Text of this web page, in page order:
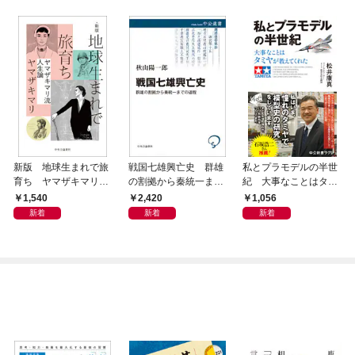
新版 地球生まれで旅
育ち ヤマザキマリ流
人生論
1,540
新着
戦国七雄興亡史 群雄
の割拠から秦統一まで
の道程
2,420
新着
私とプラモデルの半世
紀 大事なことはタミ
ヤが教えてくれた
1,056
新着